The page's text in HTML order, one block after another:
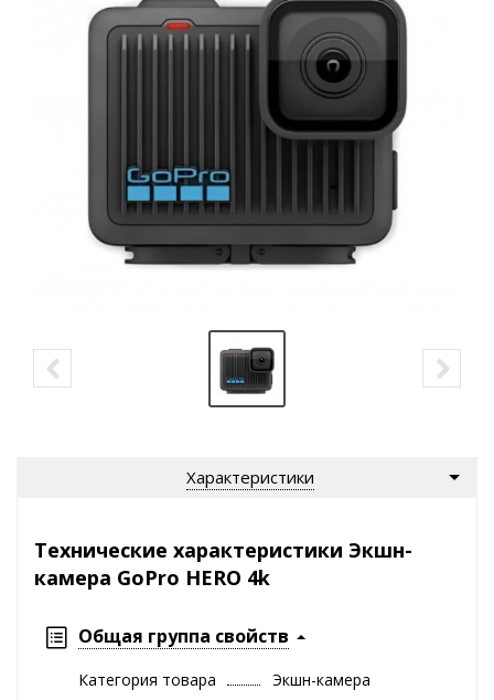
Характеристики
Технические характеристики Экшн-
камера GoPro HERO 4k
Общая группа свойств
Категория товара
Экшн-камера